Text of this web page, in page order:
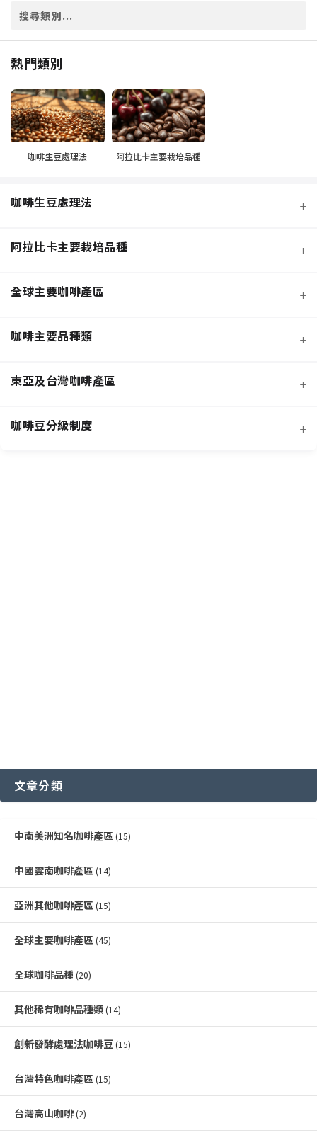
熱門類別
咖啡生豆處理法 阿拉比卡主要栽培品種
咖啡生豆處理法 +
阿拉比卡主要栽培品種 +
全球主要咖啡產區 +
咖啡主要品種類 +
東亞及台灣咖啡產區 +
咖啡豆分級制度 +
文章分類
中南美洲知名咖啡產區 (15)
中國雲南咖啡產區 (14)
亞洲其他咖啡產區 (15)
全球主要咖啡產區 (45)
全球咖啡品種 (20)
其他稀有咖啡品種類 (14)
創新發酵處理法咖啡豆 (15)
台灣特色咖啡產區 (15)
台灣高山咖啡(2)